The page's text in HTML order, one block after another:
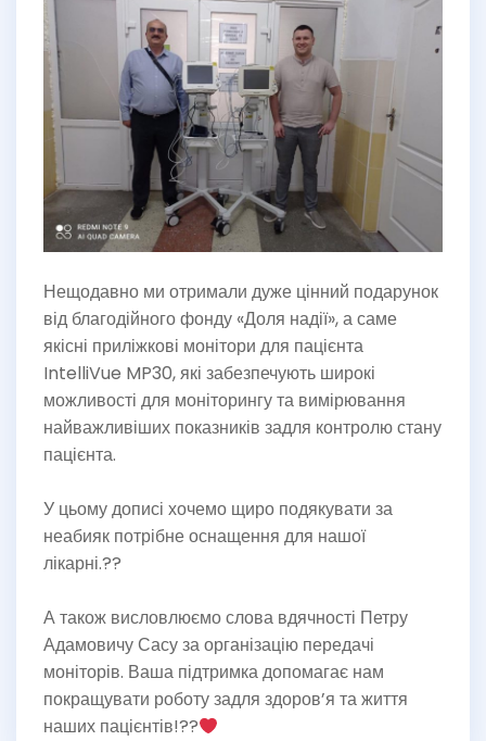
Нещодавно ми отримали дуже цінний подарунок
від благодійного фонду «Доля надії», а саме
якісні приліжкові монітори для пацієнта
IntelliVue MP30, які забезпечують широкі
можливості для моніторингу та вимірювання
найважливіших показників задля контролю стану
пацієнта.
У цьому дописі хочемо щиро подякувати за
неабияк потрібне оснащення для нашої
лікарні.??
А також висловлюємо слова вдячності Петру
Адамовичу Сасу за організацію передачі
моніторів. Ваша підтримка допомагає нам
покращувати роботу задля здоров’я та життя
наших пацієнтів!??